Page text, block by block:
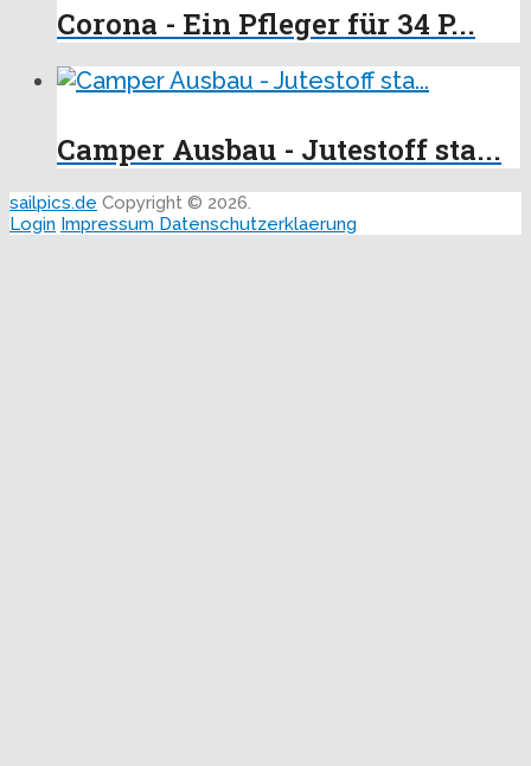
Corona - Ein Pfleger für 34 P...
Camper Ausbau - Jutestoff sta...
sailpics.de Copyright © 2026.
Login Impressum Datenschutzerklaerung